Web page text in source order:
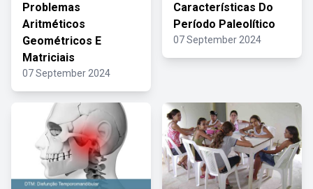
Problemas
Aritméticos
Geométricos E
Matriciais
07 September 2024
Características Do
Período Paleolítico
07 September 2024